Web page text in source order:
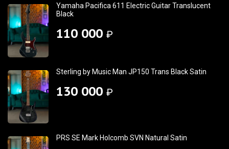
Yamaha Pacifica 611 Electric Guitar Translucent
Black
110 000 ₽
Sterling by Music Man JP150 Trans Black Satin
130 000 ₽
PRS SE Mark Holcomb SVN Natural Satin